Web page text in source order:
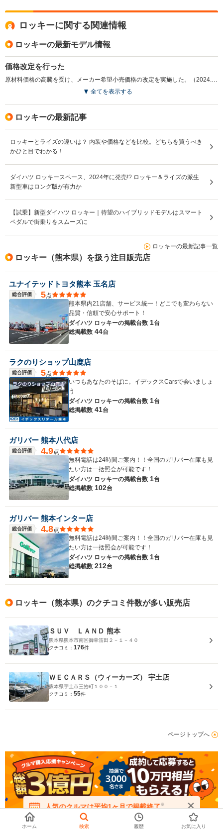
ロッキーに関する関連情報
ロッキーの最新モデル情報
価格改定を行った
原材料価格の高騰を受け、メーカー希望小売価格の改定を実施した。（2024.11）
全てを表示する
ロッキーの最新記事
ロッキーとライズの違いは？ 内装や価格などを比較。どちらを買うべき
かひと目でわかる！
ダイハツ ロッキースペース、2024年に発売!? ロッキー＆ライズの派生
新型車はロング版が有力か
【試乗】新型ダイハツ ロッキー｜待望のハイブリッドモデルはスマート
ペダルで街乗りをスムーズに
ロッキーの最新記事一覧
ロッキー（熊本県）を扱う注目販売店
ユナイテッドトヨタ熊本 玉名店
総合評価 5点
熊本県内21店舗、サービス統一！どこでも変わらない
品質・信頼で安心サポート！
ダイハツ ロッキーの掲載台数 1台
総掲載数 44台
ラクのりショップ山鹿店
総合評価 5点
いつもあなたのそばに。イデックスCarsで会いましょ
う
ダイハツ ロッキーの掲載台数 1台
総掲載数 41台
ガリバー 熊本八代店
総合評価 4.9点
無料電話は24時間ご案内！！全国のガリバー在庫も見
たい方は一括照会が可能です！
ダイハツ ロッキーの掲載台数 1台
総掲載数 102台
ガリバー 熊本インター店
総合評価 4.8点
無料電話は24時間ご案内！！全国のガリバー在庫も見
たい方は一括照会が可能です！
ダイハツ ロッキーの掲載台数 1台
総掲載数 212台
ロッキー（熊本県）のクチコミ件数が多い販売店
ＳＵＶ ＬＡＮＤ 熊本
熊本県熊本市南区御幸笛田２－１－４０
クチコミ： 176件
ＷＥＣＡＲＳ（ウィーカーズ） 宇土店
熊本県宇土市三拾町１００－１
クチコミ： 55件
ページトップへ
中古車トップ 中古車検索：メーカー一覧 ダイハツの中古車 全国のダイハツ ロッキーの中古
人気のクルマは平均1ヶ月で掲載終了※
在庫が無くなる前にお問い合わせください
ホーム 検索 履歴 お気に入り